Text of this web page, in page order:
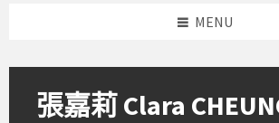
MENU
張嘉莉 Clara